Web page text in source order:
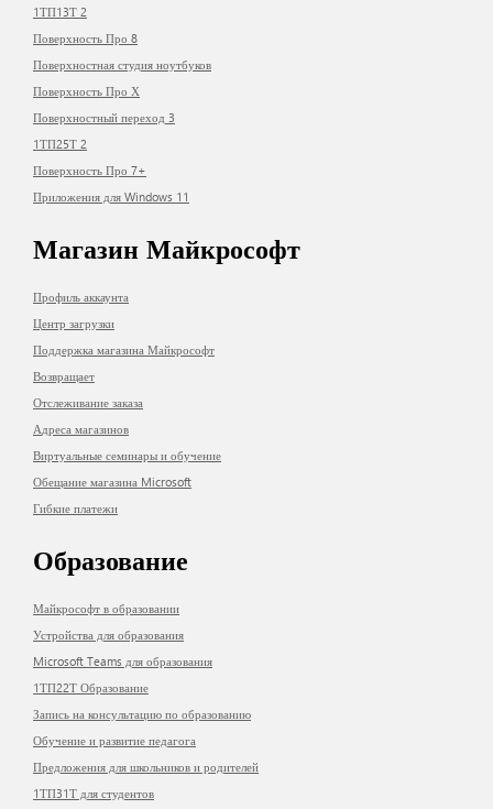
1ТП13Т 2
Поверхность Про 8
Поверхностная студия ноутбуков
Поверхность Про Х
Поверхностный переход 3
1ТП25Т 2
Поверхность Про 7+
Приложения для Windows 11
Магазин Майкрософт
Профиль аккаунта
Центр загрузки
Поддержка магазина Майкрософт
Возвращает
Отслеживание заказа
Адреса магазинов
Виртуальные семинары и обучение
Обещание магазина Microsoft
Гибкие платежи
Образование
Майкрософт в образовании
Устройства для образования
Microsoft Teams для образования
1ТП22Т Образование
Запись на консультацию по образованию
Обучение и развитие педагога
Предложения для школьников и родителей
1ТП31Т для студентов